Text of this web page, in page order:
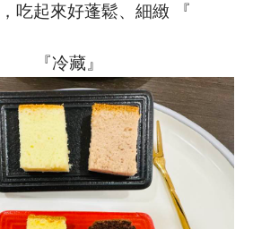
吃起來好蓬鬆、細緻 『
『冷藏』